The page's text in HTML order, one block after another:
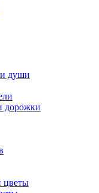
души
дорожки
цветы